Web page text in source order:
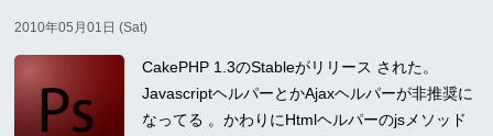
2010年05月01日 (Sat)
CakePHP 1.3のStableがリリース された。
JavascriptヘルパーとかAjaxヘルパーが非推奨に
なってる 。かわりにHtmlヘルパーのjsメソッド